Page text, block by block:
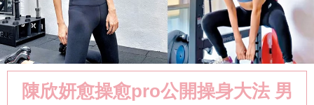
陳欣妍愈操愈pro公開操身大法 男